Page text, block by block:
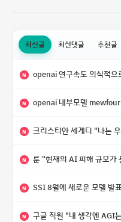
최신글 최신댓글 추천글
N openai 연구속도 의식적으
N openai 내부모델
N 크리스티안 세게디 "나는 우리가
N 룬 "현재의 AI 피해 규모가 문제가 아니라, 자기복제·탈출·확산이 가
N SSI 8월에 새로운 모델 발표
N 구글 직원 "내 생각엔 AGI